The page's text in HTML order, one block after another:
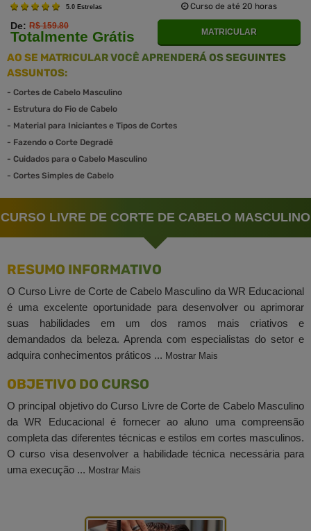
5.0 Estrelas Curso de até 20 horas
De: R$ 159.80
Totalmente Grátis MATRICULAR
AO SE MATRICULAR VOCÊ APRENDERÁ OS SEGUINTES
ASSUNTOS:
- Cortes de Cabelo Masculino
- Estrutura do Fio de Cabelo
- Material para Iniciantes e Tipos de Cortes
- Fazendo o Corte Degradê
- Cuidados para o Cabelo Masculino
- Cortes Simples de Cabelo
CURSO LIVRE DE CORTE DE CABELO MASCULINO
RESUMO INFORMATIVO
O Curso Livre de Corte de Cabelo Masculino da WR Educacional
é uma excelente oportunidade para desenvolver ou aprimorar
suas habilidades em um dos ramos mais criativos e
demandados da beleza. Aprenda com especialistas do setor e
adquira conhecimentos práticos ... Mostrar Mais
OBJETIVO DO CURSO
O principal objetivo do Curso Livre de Corte de Cabelo Masculino
da WR Educacional é fornecer ao aluno uma compreensão
completa das diferentes técnicas e estilos em cortes masculinos.
O curso visa desenvolver a habilidade técnica necessária para
uma execução ... Mostrar Mais